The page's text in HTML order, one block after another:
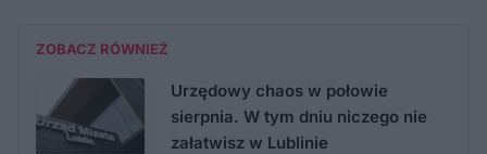
ZOBACZ RÓWNIEŻ
Urzędowy chaos w połowie
sierpnia. W tym dniu niczego nie
załatwisz w Lublinie